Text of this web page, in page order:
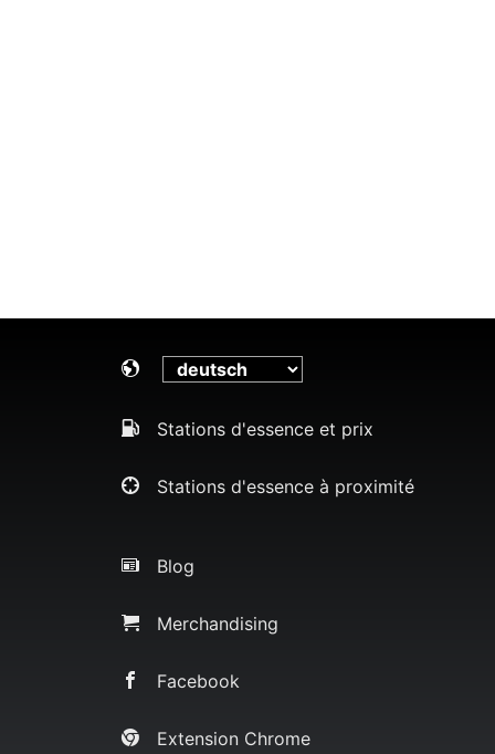
Stations d'essence et prix
Stations d'essence à proximité
Blog
Merchandising
Facebook
Extension Chrome